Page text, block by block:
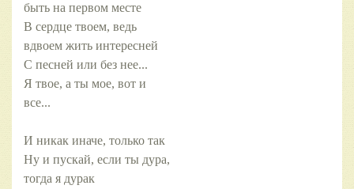
быть на первом месте
В сердце твоем, ведь
вдвоем жить интересней
С песней или без нее...
Я твое, а ты мое, вот и
все...
И никак иначе, только так
Ну и пускай, если ты дура,
тогда я дурак